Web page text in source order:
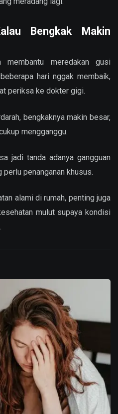
Bengkak Makin
meredakan gusi
hari nggak membaik,
periksa ke dokter gigi.
bengkaknya makin besar,
mengganggu.
jadi tanda adanya gangguan
penanganan khusus.
alami di rumah, penting juga
mulut supaya kondisi